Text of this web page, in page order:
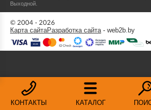
КОНТАКТЫ КАТАЛОГ
Выходной.
© 2004 - 2026
Карта сайтаРазработка сайта- web2b.by